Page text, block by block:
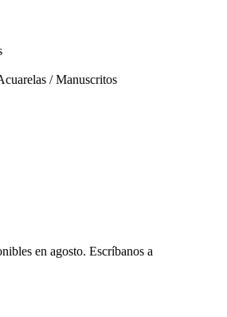
/ Manuscritos
en agosto. Escríbanos a